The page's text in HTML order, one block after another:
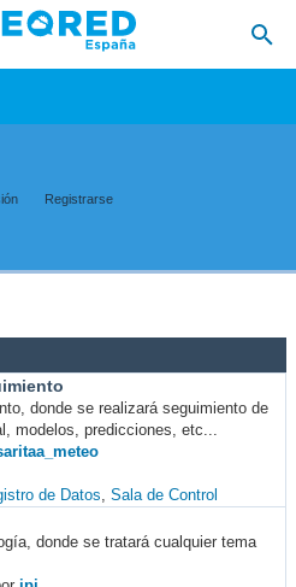
Registrarse
donde se realizará seguimiento de
modelos, predicciones, etc...
de Datos Sala de Control
donde se tratará cualquier tema